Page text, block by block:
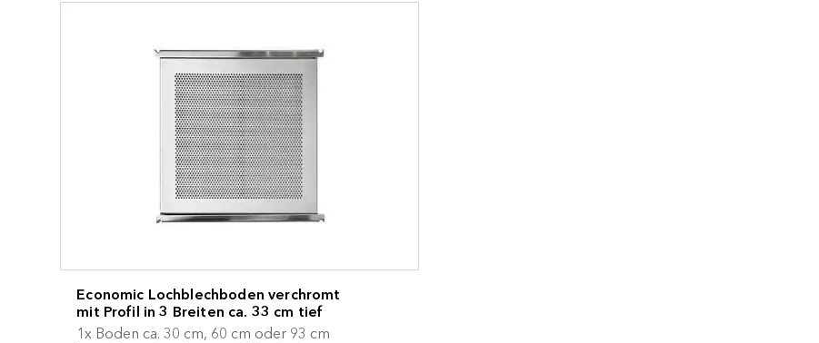
Economic Lochblechboden verchromt
mit Profil in 3 Breiten ca. 33 cm tief
1x Boden ca. 30 cm, 60 cm oder 93 cm